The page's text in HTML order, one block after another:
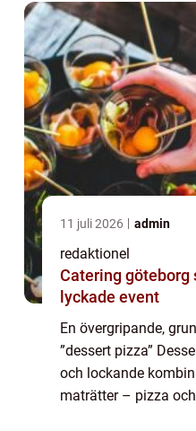
11 juli 2026 admin
redaktionel
Catering göteborg smarta val för
lyckade event
En övergripande,
”dessert pizza”
och lockande
maträtter – pizza